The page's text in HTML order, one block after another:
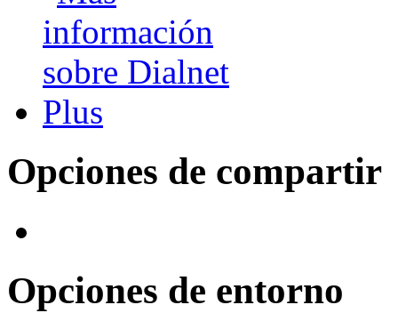
Opciones de compartir
Opciones de entorno